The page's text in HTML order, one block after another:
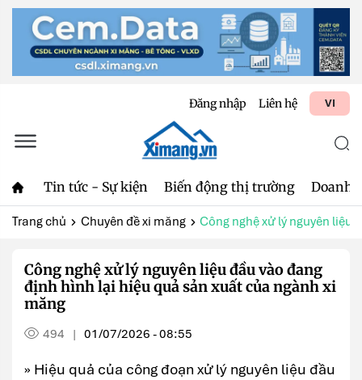
Đăng nhập Liên hệ VI
Tin tức - Sự kiện Biến động thị trường Doanh
Trang chủ Chuyên đề xi măng Công nghệ xử lý nguyên liệu
Công nghệ xử lý nguyên liệu đầu vào đang
định hình lại hiệu quả sản xuất của ngành xi
măng
494 | 01/07/2026 - 08:55
» Hiệu quả của công đoạn xử lý nguyên liệu đầu